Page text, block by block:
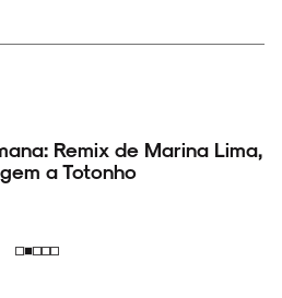
Remix de Marina Lima,
a Totonho